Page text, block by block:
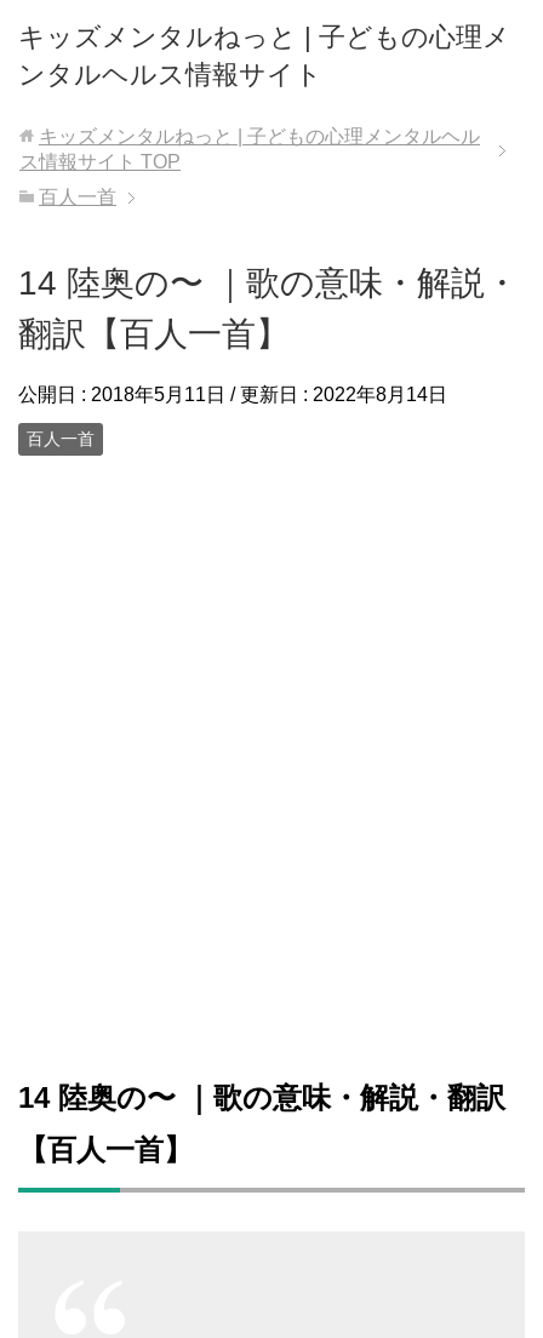
キッズメンタルねっと | 子どもの心理メ
ンタルヘルス情報サイト
キッズメンタルねっと | 子どもの心理メンタルヘル
ス情報サイト TOP
百人一首
14 陸奥の〜 ｜歌の意味・解説・
翻訳【百人一首】
公開日 : 2018年5月11日 / 更新日 : 2022年8月14日
百人一首
14 陸奥の〜 ｜歌の意味・解説・翻訳
【百人一首】